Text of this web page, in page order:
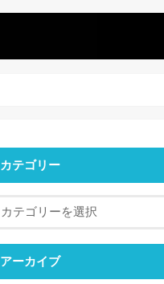
カテゴリー
アーカイブ